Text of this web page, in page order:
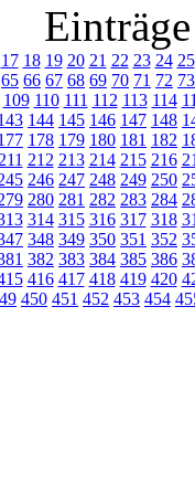
17 18 19 20 21 22 23 24 25
65 66 67 68 69 70 71 72 73
109 110 111 112 113 114
144 145 146 147 148
178 179 180 181 182
211 212 213 214 215 216
246 247 248 249 250
280 281 282 283 284
314 315 316 317 318
348 349 350 351 352
382 383 384 385 386
416 417 418 419 420
450 451 452 453 454